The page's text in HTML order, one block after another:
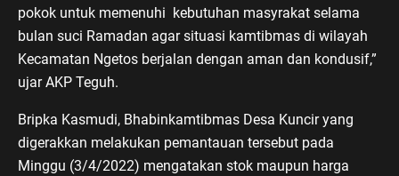
pokok untuk memenuhi kebutuhan masyrakat selama
bulan suci Ramadan agar situasi kamtibmas di wilayah
Kecamatan Ngetos berjalan dengan aman dan kondusif,”
ujar AKP Teguh.
Bripka Kasmudi, Bhabinkamtibmas Desa Kuncir yang
digerakkan melakukan pemantauan tersebut pada
Minggu (3/4/2022) mengatakan stok maupun harga